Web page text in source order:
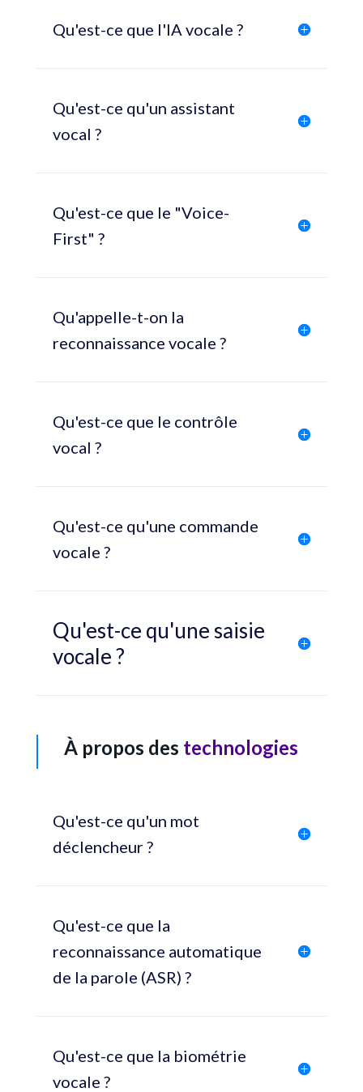
Qu'est-ce que l'IA vocale ?
Qu'est-ce qu'un assistant
vocal ?
Qu'est-ce que le "Voice-
First" ?
Qu'appelle-t-on la
reconnaissance vocale ?
Qu'est-ce que le contrôle
vocal ?
Qu'est-ce qu'une commande
vocale ?
Qu'est-ce qu'une saisie
vocale ?
À propos des technologies
Qu'est-ce qu'un mot
déclencheur ?
Qu'est-ce que la
reconnaissance automatique
de la parole (ASR) ?
Qu'est-ce que la biométrie
vocale ?